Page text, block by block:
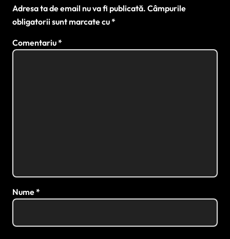
Adresa ta de email nu va fi publicată. Câmpurile
obligatorii sunt marcate cu*
Comentariu*
Nume*